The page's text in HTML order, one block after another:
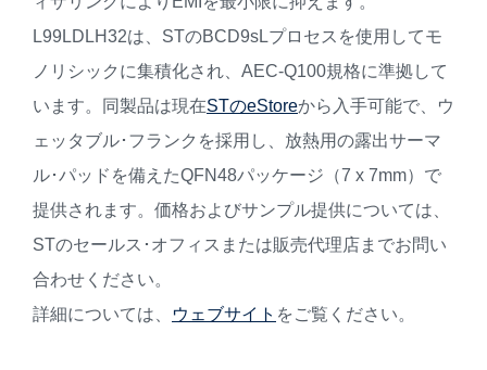
L99LDLH32は、STのBCD9sLプロセスを使用してモ
ノリシックに集積化され、AEC-Q100規格に準拠して
います。同製品は現在STのeStoreから入手可能で、ウ
ェッタブル･フランクを採用し、放熱用の露出サーマ
ル･パッドを備えたQFN48パッケージ（7 x 7mm）で
提供されます。価格およびサンプル提供については、
STのセールス･オフィスまたは販売代理店までお問い
合わせください。
詳細については、
ウェブサイト をご覧ください。